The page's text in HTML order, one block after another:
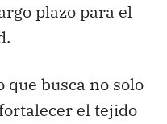
plazo para el
que busca no solo
el tejido